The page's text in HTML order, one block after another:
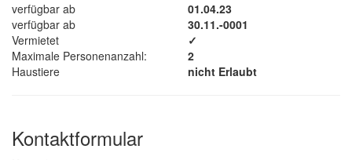
verfügbar ab
01.04.23
verfügbar ab
30.11.-0001
Vermietet
✓
Maximale Personenanzahl:
2
Haustiere
nicht Erlaubt
Kontaktformular